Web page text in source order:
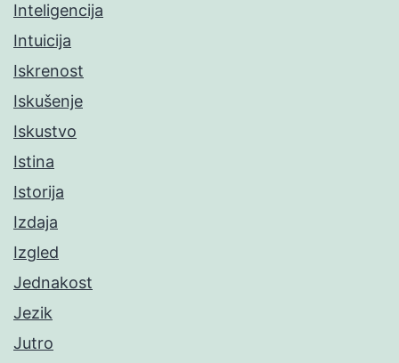
Inteligencija
Intuicija
Iskrenost
Iskušenje
Iskustvo
Istina
Istorija
Izdaja
Izgled
Jednakost
Jezik
Jutro